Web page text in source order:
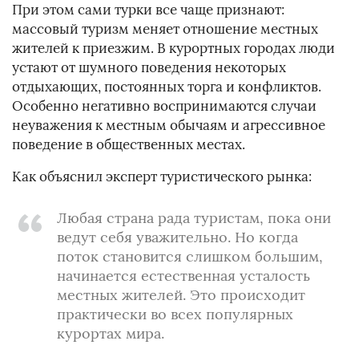
При этом сами турки все чаще признают:
массовый туризм меняет отношение местных
жителей к приезжим. В курортных городах люди
устают от шумного поведения некоторых
отдыхающих, постоянных торга и конфликтов.
Особенно негативно воспринимаются случаи
неуважения к местным обычаям и агрессивное
поведение в общественных местах.
Как объяснил эксперт туристического рынка:
Любая страна рада туристам, пока они
ведут себя уважительно. Но когда
поток становится слишком большим,
начинается естественная усталость
местных жителей. Это происходит
практически во всех популярных
курортах мира.